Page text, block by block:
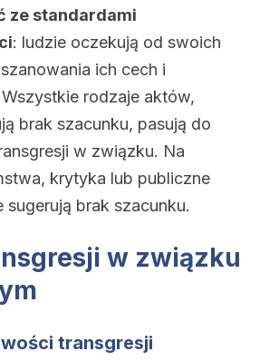
ze standardami
: ludzie oczekują od swoich
ich cech i
rodzaje aktów,
brak szacunku, pasują do
w związku. Na
krytyka lub publiczne
sugerują brak szacunku.
w związku
transgresji